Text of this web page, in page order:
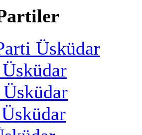
Üsküdar